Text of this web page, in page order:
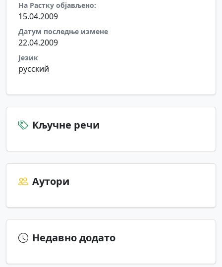
На Растку објављено:
15.04.2009
Датум последње измене
22.04.2009
Језик
русский
Кључне речи
Аутори
Недавно додато